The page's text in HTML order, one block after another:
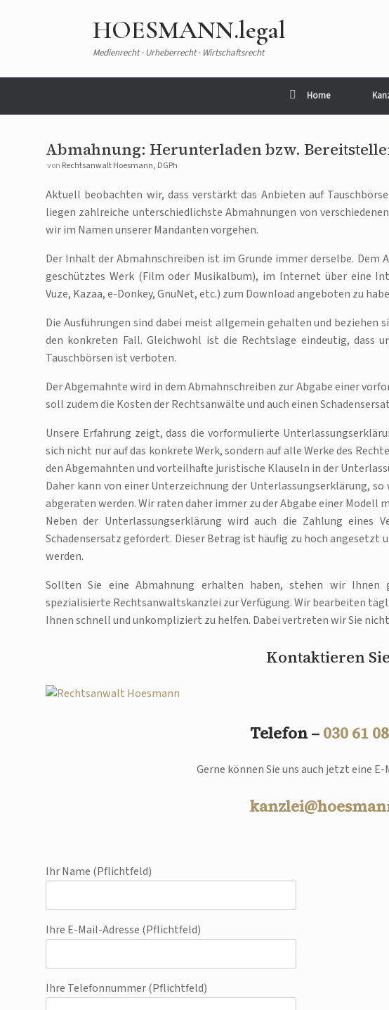
HOESMANN.legal
Medienrecht · Urheberrecht · Wirtschaftsrecht
Home
Abmahnung: Herunterladen bzw.
von Rechtsanwalt Hoesmann, DGPh
Aktuell beobachten wir, dass verstärkt das Anbieten auf
liegen zahlreiche unterschiedlichste Abmahnungen von
wir im Namen unserer Mandanten vorgehen.
Der Inhalt der Abmahnschreiben ist im Grunde immer derselbe.
geschütztes Werk (Film oder Musikalbum), im Internet über eine
Vuze, Kazaa, e-Donkey, GnuNet, etc.) zum Download angeboten zu
Die Ausführungen sind dabei meist allgemein gehalten und
den konkreten Fall. Gleichwohl ist die Rechtslage eindeutig, dass
Tauschbörsen ist verboten.
Der Abgemahnte wird in dem Abmahnschreiben zur Abgabe einer
soll zudem die Kosten der Rechtsanwälte und auch einen
Unsere Erfahrung zeigt, dass die vorformulierte
sich nicht nur auf das konkrete Werk, sondern auf alle Werke des
den Abgemahnten und vorteilhafte juristische Klauseln in der
Daher kann von einer Unterzeichnung der Unterlassungserklärung,
abgeraten werden. Wir raten daher immer zu der Abgabe einer
Neben der Unterlassungserklärung wird auch die Zahlung eines
Schadensersatz gefordert. Dieser Betrag ist häufig zu hoch
werden.
Sollten Sie eine Abmahnung erhalten haben, stehen wir Ihnen
spezialisierte Rechtsanwaltskanzlei zur Verfügung. Wir bearbeiten
Ihnen schnell und unkompliziert zu helfen. Dabei vertreten wir Sie
Kontaktieren
Telefon – 030 61
Gerne können Sie uns auch jetzt eine
Ihr Name (Pflichtfeld)
Ihre E-Mail-Adresse (Pflichtfeld)
Ihre Telefonnummer (Pflichtfeld)